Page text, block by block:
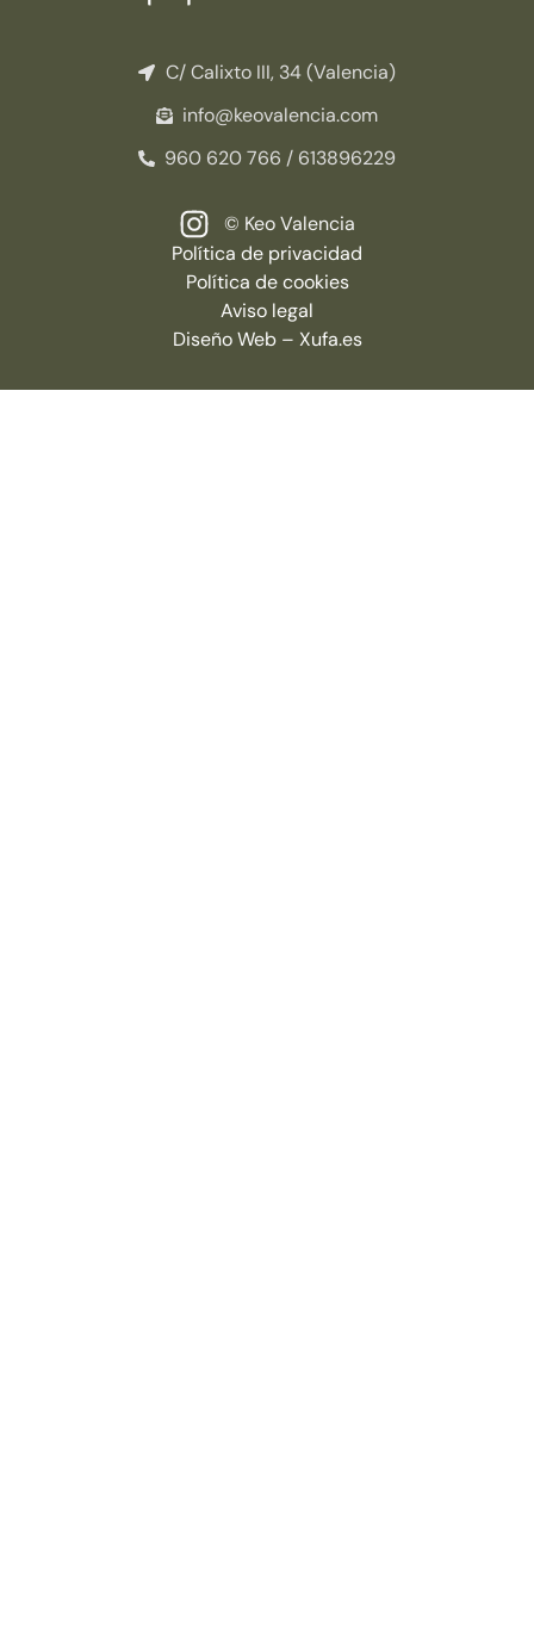
C/ Calixto III, 34 (Valencia)
info@keovalencia.com
960 620 766 / 613896229
© Keo Valencia
Política de privacidad
Política de cookies
Aviso legal
Diseño Web – Xufa.es